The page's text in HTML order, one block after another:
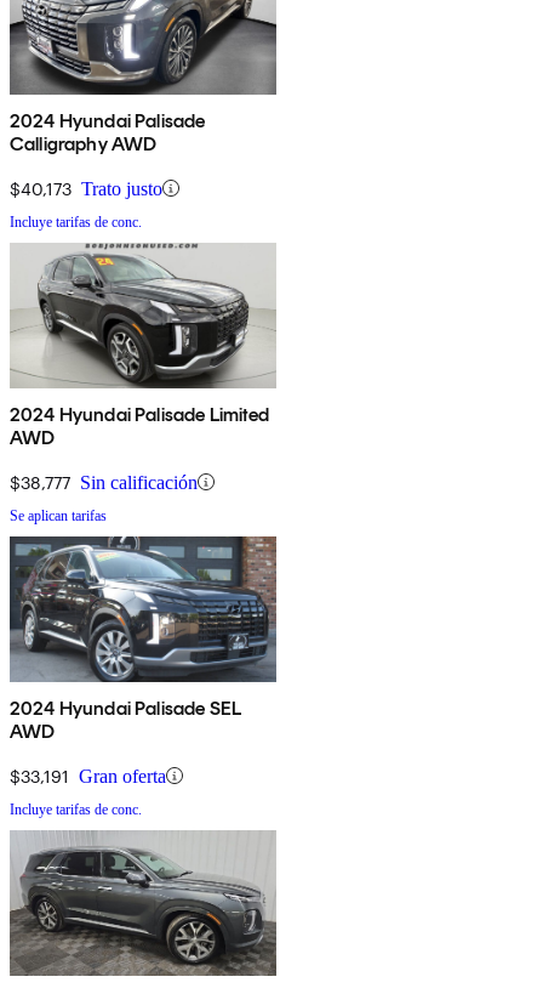
2024 Hyundai Palisade
Calligraphy AWD
$40,173 Trato justo
Incluye tarifas de conc.
2024 Hyundai Palisade Limited
AWD
$38,777 Sin calificación
Se aplican tarifas
2024 Hyundai Palisade SEL
AWD
$33,191 Gran oferta
Incluye tarifas de conc.